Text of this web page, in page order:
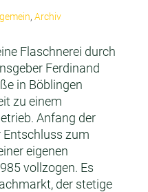
, Archiv
Flaschnerei durch
Ferdinand
in Böblingen
zu einem
Anfang der
zum
eigenen
vollzogen. Es
der stetige